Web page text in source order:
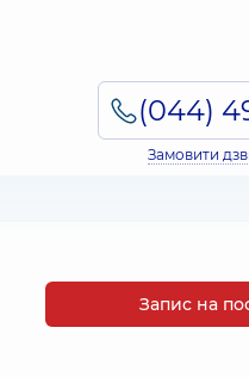
Замовити
Запис на